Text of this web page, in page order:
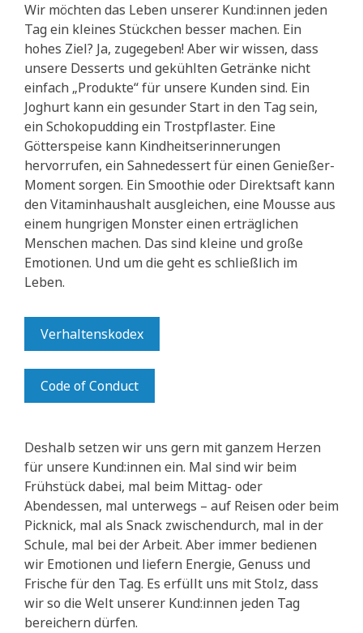
Wir möchten das Leben unserer Kund:innen jeden
Tag ein kleines Stückchen besser machen. Ein
hohes Ziel? Ja, zugegeben! Aber wir wissen, dass
unsere Desserts und gekühlten Getränke nicht
einfach „Produkte“ für unsere Kunden sind. Ein
Joghurt kann ein gesunder Start in den Tag sein,
ein Schokopudding ein Trostpflaster. Eine
Götterspeise kann Kindheitserinnerungen
hervorrufen, ein Sahnedessert für einen Genießer-
Moment sorgen. Ein Smoothie oder Direktsaft kann
den Vitaminhaushalt ausgleichen, eine Mousse aus
einem hungrigen Monster einen erträglichen
Menschen machen. Das sind kleine und große
Emotionen. Und um die geht es schließlich im
Leben.
Verhaltenskodex
Code of Conduct
Deshalb setzen wir uns gern mit ganzem Herzen
für unsere Kund:innen ein. Mal sind wir beim
Frühstück dabei, mal beim Mittag- oder
Abendessen, mal unterwegs – auf Reisen oder beim
Picknick, mal als Snack zwischendurch, mal in der
Schule, mal bei der Arbeit. Aber immer bedienen
wir Emotionen und liefern Energie, Genuss und
Frische für den Tag. Es erfüllt uns mit Stolz, dass
wir so die Welt unserer Kund:innen jeden Tag
bereichern dürfen.